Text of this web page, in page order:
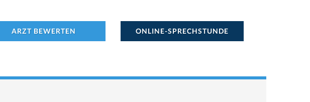
ARZT BEWERTEN ONLINE-SPRECHSTUNDE